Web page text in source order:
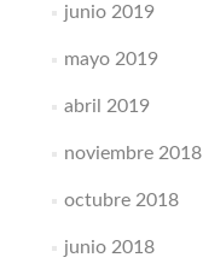
junio 2019
mayo 2019
abril 2019
noviembre 2018
octubre 2018
junio 2018